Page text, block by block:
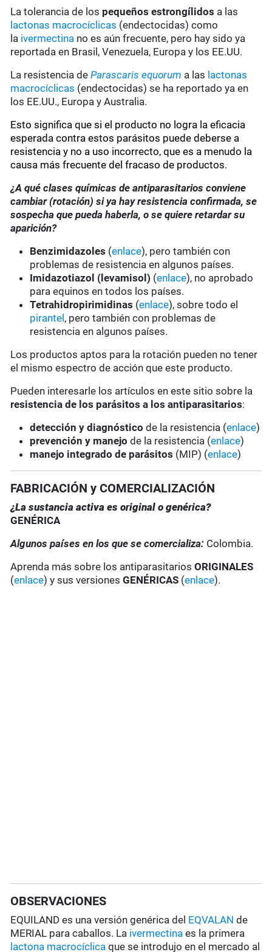
La tolerancia de los pequeños estrongílidos a las
lactonas macrocíclicas (endectocidas) como
la ivermectina no es aún frecuente, pero hay sido ya
reportada en Brasil, Venezuela, Europa y los EE.UU.
La resistencia deParascaris equorum a las lactonas
macrocíclicas (endectocidas) se ha reportado ya en
los EE.UU., Europa y Australia.
Esto significa que si el producto no logra la eficacia
esperada contra estos parásitos puede deberse a
resistencia y no a uso incorrecto, que es a menudo la
causa más frecuente del fracaso de productos.
¿A qué clases químicas de antiparasitarios conviene
cambiar (rotación) si ya hay resistencia confirmada, se
sospecha que pueda haberla, o se quiere retardar su
aparición?
Benzimidazoles (enlace), pero también con
problemas de resistencia en algunos países.
Imidazotiazol (levamisol) (enlace), no aprobado
para equinos en todos los países.
Tetrahidropirimidinas (enlace), sobre todo el
pirantel , pero también con problemas de
resistencia en algunos países.
Los productos aptos para la rotación pueden no tener
el mismo espectro de acción que este producto.
Pueden interesarle los artículos en este sitio sobre la
resistencia de los parásitos a los antiparasitarios:
detección y diagnóstico de la resistencia (enlace)
prevención y manejo de la resistencia (enlace)
manejo integrado de parásitos (MIP) (enlace)
FABRICACIÓN y COMERCIALIZACIÓN
¿La sustancia activa es original o genérica?
GENÉRICA
Algunos países en los que se comercializa: Colombia.
Aprenda más sobre los antiparasitariosORIGINALES
(enlace) y sus versionesGENÉRICAS (enlace).
OBSERVACIONES
EQUILAND es una versión genérica del EQVALAN de
MERIAL para caballos. La ivermectina es la primera
lactona macrocíclica que se introdujo en el mercado al